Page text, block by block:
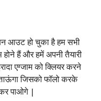
आउट हो चुका है हम सभी
हैं और हमें अपनी तैयारी
एग्जाम को क्लियर करने
जिसको फॉलो करके
पाओगे |